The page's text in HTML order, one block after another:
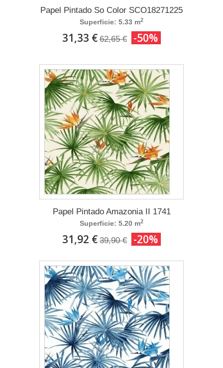
Papel Pintado So Color SCO18271225
Superficie: 5.33 m2
31,33 € 62,65 € -50%
Papel Pintado Amazonia II 1741
Superficie: 5.20 m2
31,92 € 39,90 € -20%